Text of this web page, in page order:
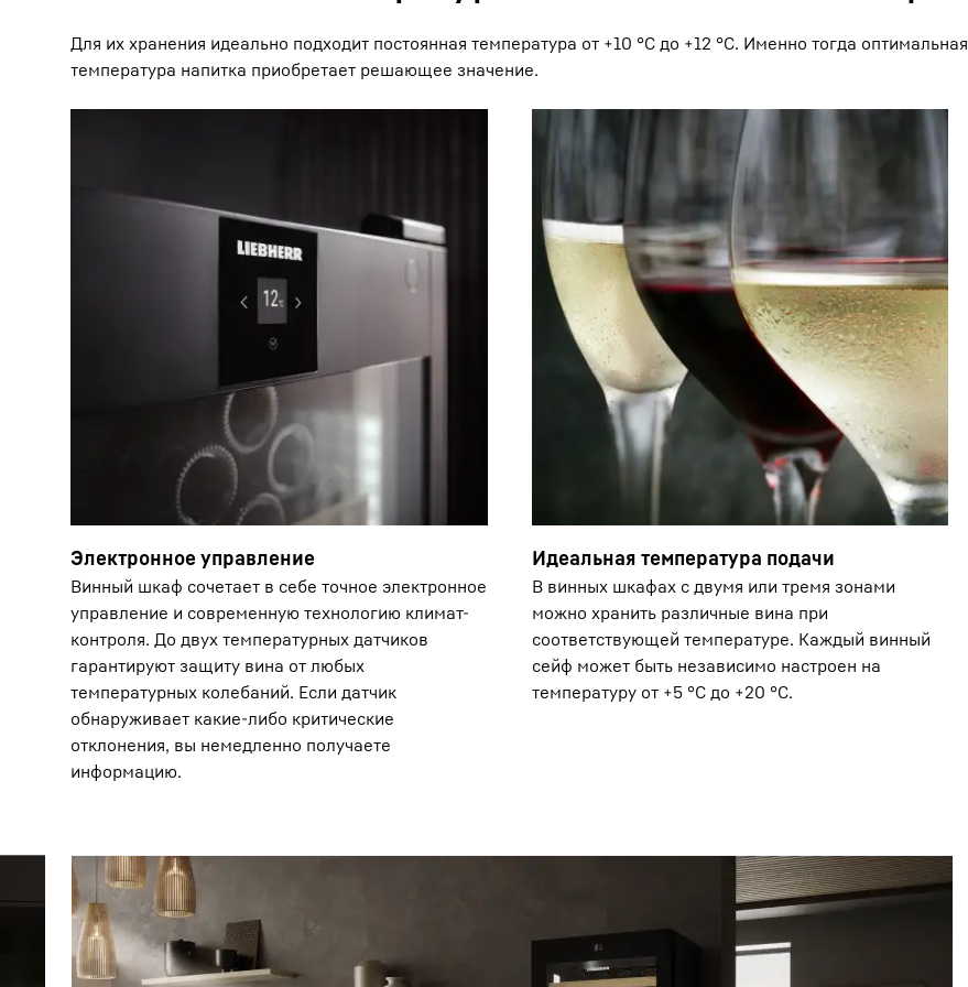
Для их хранения идеально подходит постоянная температура от +10 °C до +12 °C. Именно тогда оптимальная
температура напитка приобретает решающее значение.
Электронное управление
Винный шкаф сочетает в себе точное электронное
управление и современную технологию климат-
контроля. До двух температурных датчиков
гарантируют защиту вина от любых
температурных колебаний. Если датчик
обнаруживает какие-либо критические
отклонения, вы немедленно получаете
информацию.
Идеальная температура подачи
В винных шкафах с двумя или тремя зонами
можно хранить различные вина при
соответствующей температуре. Каждый винный
сейф может быть независимо настроен на
температуру от +5 °C до +20 °C.